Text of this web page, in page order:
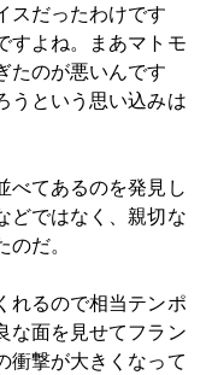
スだったわけです
すよね。まあマトモ
たのが悪いんです
うという思い込みは
べてあるのを発見し
どではなく、親切な
だ。
れるので相当テンポ
な面を見せてフラン
衝撃が大きくなって